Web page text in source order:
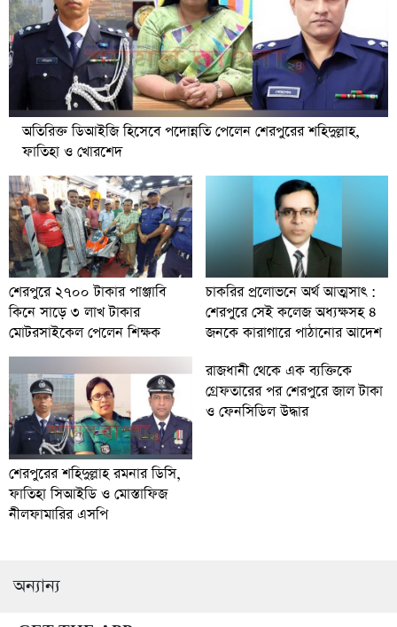
অতিরিক্ত ডিআইজি হিসেবে পদোন্নতি পেলেন শেরপুরের শহিদুল্লাহ,
ফাতিহা ও খোরশেদ
শেরপুরে ২৭০০ টাকার পাঞ্জাবি
কিনে সাড়ে ৩ লাখ টাকার
মোটরসাইকেল পেলেন শিক্ষক
চাকরির প্রলোভনে অর্থ আত্মসাৎ :
শেরপুরে সেই কলেজ অধ্যক্ষসহ ৪
জনকে কারাগারে পাঠানোর আদেশ
শেরপুরের শহিদুল্লাহ রমনার ডিসি,
ফাতিহা সিআইডি ও মোস্তাফিজ
নীলফামারির এসপি
রাজধানী থেকে এক ব্যক্তিকে
গ্রেফতারের পর শেরপুরে জাল টাকা
ও ফেনসিডিল উদ্ধার
অন্যান্য